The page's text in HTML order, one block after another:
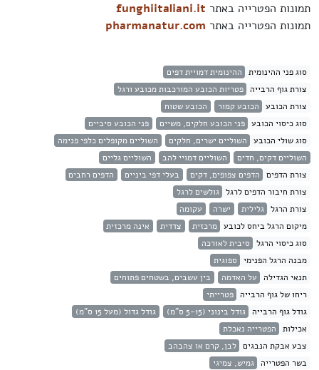
תמונות הפטרייה באתרfunghiitaliani.it
תמונות הפטרייה באתרpharmanatur.com
סוג פני ההינומית ההינומית דמויית דפים
צורת גוף הרבייה פטריות הכובע המורכבות מכובע ורגל
צורת הכובע הכובע קמור
הכובע שטוח
סוג כיסוי הכובע פני הכובע חלקים, משיים
פני הכובע סיביים
סוג שולי הכובע השוליים ישרים, חלקים
השוליים מקופלים כלפי פנימה
השוליים דקים, חדים
השוליים דמויי להב
השוליים גליים
צורת הדפים הדפים צפופים, דקים בעלי דפי ביניים
הדפים רחבים
צורת חיבור הדפים לרגל גולשים לרגל
צורת הרגל גלילית ישרה
עקומה
מיקום הרגל ביחס לכובע מרכזית צדדית
אינה מרכזית
סוג כיסוי הרגל סיבית לאורכה
מבנה הרגל הפנימי ספוגית
תנאי הגדילה על האדמה
בין עשבים, בשטחים פתוחים
ריחו של גוף הרבייה פטרייתי
גודל גוף הרבייה גודל בינוני (5-15 ס"מ)
גודל גדול (מעל 15 ס"מ)
אכילות הפטרייה נאכלת
צבע אבקת הנבגים לבן, קרם או צהבהב
בשר הפטרייה גמיש, צמיגי